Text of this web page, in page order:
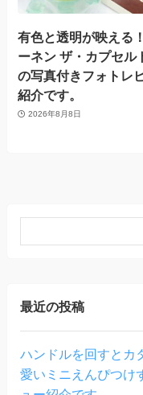
有色と透明が映える
ーネン ザ・カプセル
の写真付きフォトレ
紹介です。
2026年8月8日
最近の投稿
ハンドルを回すとカ
愛いミニえんぴつけ